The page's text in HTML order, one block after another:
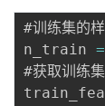
#训练集的
n_train =
#获取训练